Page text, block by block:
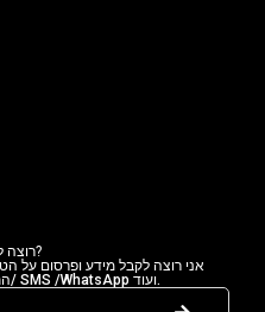
רוצה להיות הראשון לדעת על הטבות ומבצעים?
אני רוצה לקבל מידע ופרסום על
התקשורת והטכנולוגיה השונים כגון: דוא"ל/ SMS /WhatsApp ועוד.